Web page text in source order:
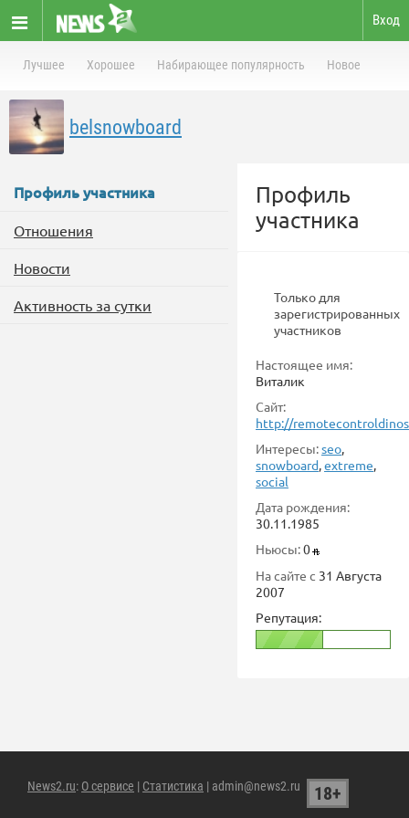
Вход
Лучшее Хорошее Набирающее популярность Новое
belsnowboard
Профиль участника
Отношения
Новости
Активность за сутки
Профиль
участника
Только для
зарегистрированных
участников
Настоящее имя:
Виталик
Сайт:
http://
Интересы:seo,
snowboard,extreme,
social
Дата рождения:
30.11.1985
Ньюсы:0
На сайте с 31 Августа
2007
Репутация:
News2.ru: О сервисе | Статистика | admin@news2.ru 18+